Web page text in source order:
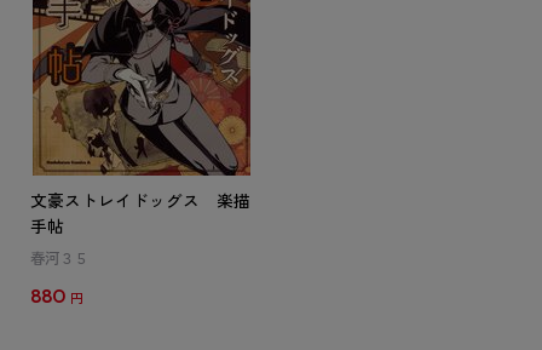
文豪ストレイドッグス 楽描
手帖
春河３５
880 円